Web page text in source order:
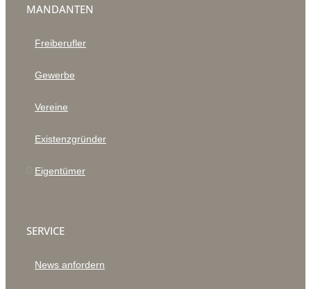
MANDANTEN
Freiberufler
Gewerbe
Vereine
Existenzgründer
Eigentümer
SERVICE
News anfordern